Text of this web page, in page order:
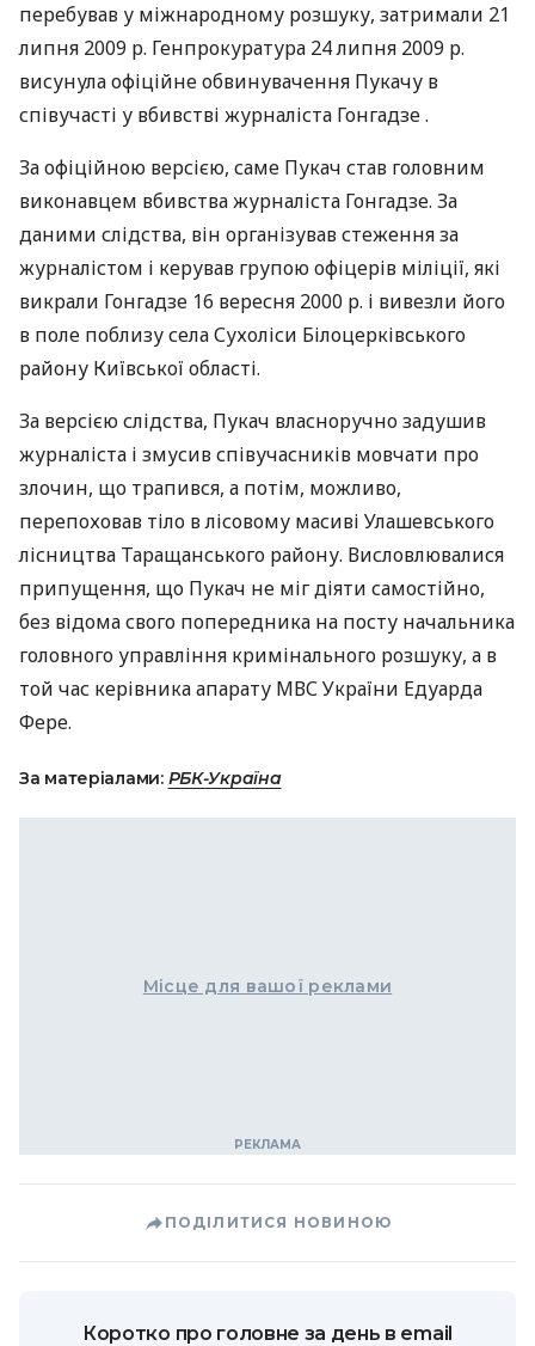
перебував у міжнародному розшуку, затримали 21
липня 2009 р. Генпрокуратура 24 липня 2009 р.
висунула офіційне обвинувачення Пукачу в
співучасті у вбивстві журналіста Гонгадзе .
За офіційною версією, саме Пукач став головним
виконавцем вбивства журналіста Гонгадзе. За
даними слідства, він організував стеження за
журналістом і керував групою офіцерів міліції, які
викрали Гонгадзе 16 вересня 2000 р. і вивезли його
в поле поблизу села Сухоліси Білоцерківського
району Київської області.
За версією слідства, Пукач власноручно задушив
журналіста і змусив співучасників мовчати про
злочин, що трапився, а потім, можливо,
перепоховав тіло в лісовому масиві Улашевського
лісництва Таращанського району. Висловлювалися
припущення, що Пукач не міг діяти самостійно,
без відома свого попередника на посту начальника
головного управління кримінального розшуку, а в
той час керівника апарату МВС України Едуарда
Фере.
За матеріалами: РБК-Україна
Місце для вашої реклами
ПОДІЛИТИСЯ НОВИНОЮ
Коротко про головне за день в email